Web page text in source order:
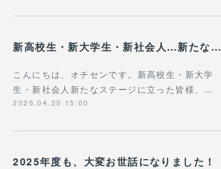
新高校生・新大学生・新社会人…新たなステージに立った皆様へ
こんにちは、オチセンです。新高校生・新大学
生・新社会人新たなステージに立った皆様、…
2026.04.20 15:00
2025年度も、大変お世話になりました！